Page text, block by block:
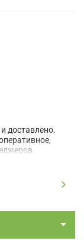
доставлено.